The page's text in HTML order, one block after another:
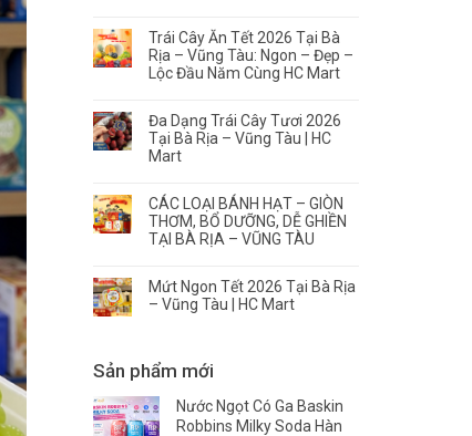
Điểm
của
trí
não?
Trái Cây Ăn Tết 2026 Tại Bà
Rịa – Vũng Tàu: Ngon – Đẹp –
Lộc Đầu Năm Cùng HC Mart
Đa Dạng Trái Cây Tươi 2026
Tại Bà Rịa – Vũng Tàu | HC
Mart
CÁC LOẠI BÁNH HẠT – GIÒN
THƠM, BỔ DƯỠNG, DỄ GHIỀN
TẠI BÀ RỊA – VŨNG TÀU
Mứt Ngon Tết 2026 Tại Bà Rịa
– Vũng Tàu | HC Mart
Sản phẩm mới
Nước Ngọt Có Ga Baskin
Robbins Milky Soda Hàn